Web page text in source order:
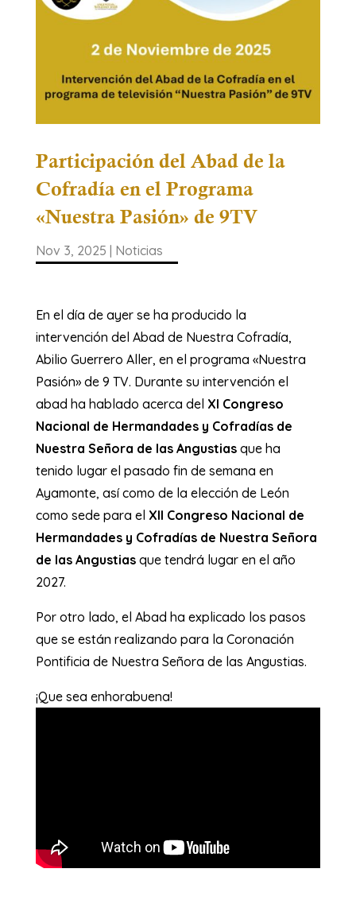
Participación del Abad de la
Cofradía en el Programa
«Nuestra Pasión» de 9TV
Nov 3, 2025 Noticias
En el día de ayer se ha producido la
intervención del Abad de Nuestra Cofradía,
Abilio Guerrero Aller, en el programa «Nuestra
Pasión» de 9 TV. Durante su intervención el
abad ha hablado acerca del XI Congreso
Nacional de Hermandades y Cofradías de
Nuestra Señora de las Angustiasque ha
tenido lugar el pasado fin de semana en
Ayamonte, así como de la elección de León
como sede para el XII Congreso Nacional de
Hermandades y Cofradías de Nuestra Señora
de las Angustiasque tendrá lugar en el año
2027.
Por otro lado, el Abad ha explicado los pasos
que se están realizando para la Coronación
Pontificia de Nuestra Señora de las Angustias.
¡Que sea enhorabuena!